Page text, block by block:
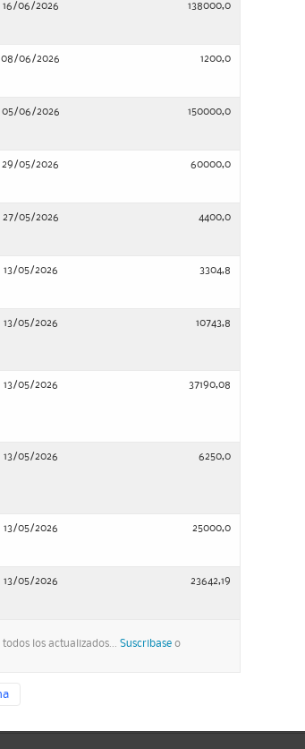
16/06/2026 138000,0
08/06/2026 1200,0
05/06/2026 150000,0
29/05/2026 60000,0
27/05/2026 4400,0
13/05/2026 3304,8
13/05/2026 10743,8
13/05/2026 37190,08
13/05/2026 6250,0
13/05/2026 25000,0
13/05/2026 23642,19
los actualizados... Suscribase o